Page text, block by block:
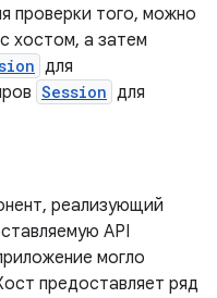
проверки того, можно
хостом, а затем
для
Session для
реализующий
API
могло
предоставляет ряд